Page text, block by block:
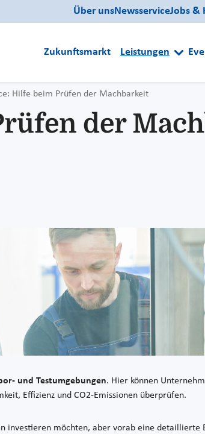
Über unsNewsserviceJobs &
Zukunftsmarkt Leistungen
Hilfe beim Prüfen der Machbarkeit
der
und Testumgebungen. Hier können
Effizienz und CO2-Emissionen überprüfen.
investieren möchten, aber vorab eine detaillierte